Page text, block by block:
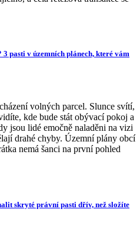
pasti v územních plánech, které vám
volných parcel. Slunce svítí,
kde bude stát obývací pokoj a
jsou lidé emočně naladěni na vizi
drahé chyby. Územní plány obcí
nemá šanci na první pohled
skryté právní pasti dřív, než složíte